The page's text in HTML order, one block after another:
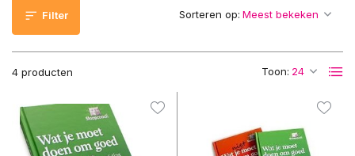
Filter
4 producten Toon:
Sorteren op: